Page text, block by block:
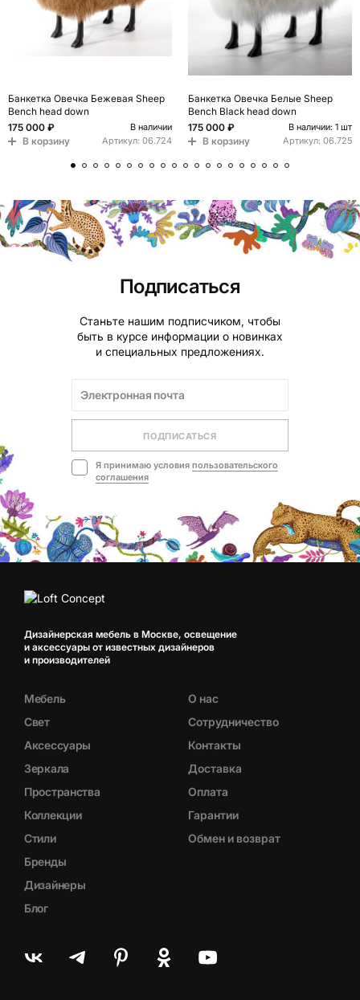
Банкетка Овечка Бежевая Sheep
Bench head down
175 000 ₽
В наличии
В корзину Артикул: 06.724
Банкетка Овечка Белые Sheep
Bench Black head down
175 000 ₽
В наличии: 1 шт
В корзину Артикул: 06.725
Подписаться
Станьте нашим подписчиком, чтобы
быть в курсе информации о новинках
и специальных предложениях.
ПОДПИСАТЬСЯ
Я принимаю условия пользовательского
соглашения
Дизайнерская мебель в Москве, освещение
и аксессуары от известных дизайнеров
и производителей
Мебель
Свет
Аксессуары
Зеркала
Пространства
Коллекции
Стили
Бренды
Дизайнеры
Блог
О нас
Сотрудничество
Контакты
Доставка
Оплата
Гарантии
Обмен и возврат